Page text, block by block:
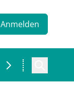
Anmelden